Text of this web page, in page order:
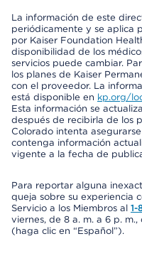
La información de este
periódicamente y se aplica
por Kaiser Foundation
disponibilidad de los
servicios puede cambiar.
los planes de Kaiser
con el proveedor. La
está disponible en kp.org/
Esta información se
después de recibirla de los
Colorado intenta
contenga información
vigente a la fecha de
Para reportar alguna
queja sobre su experiencia
Servicio a los Miembros al 1-
viernes, de 8 a. m. a 6 p. m.,
(haga clic en “Español”).